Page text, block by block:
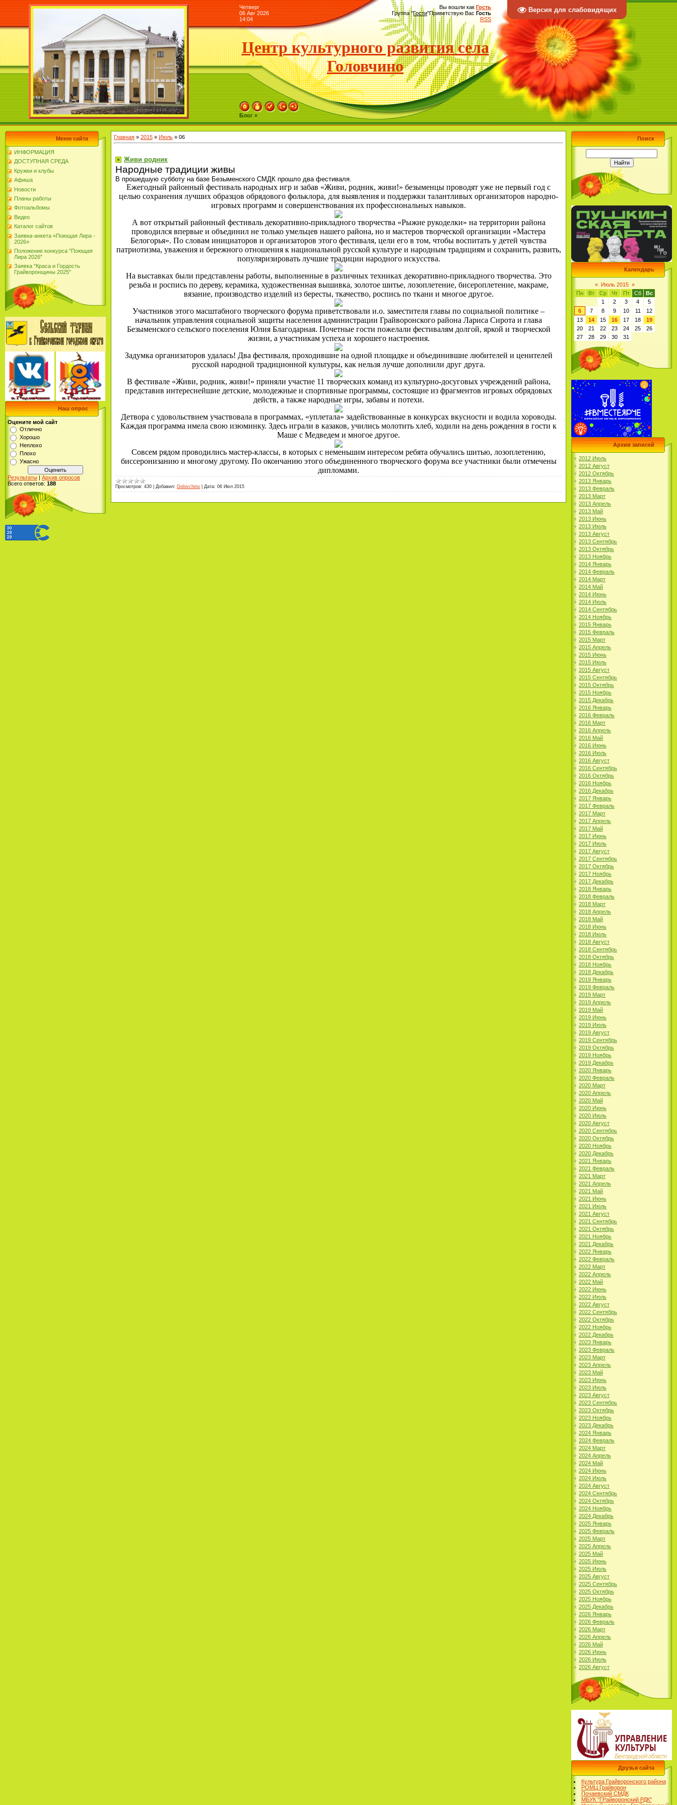
Версия для слабовидящих
Четверг
06 Авг 2026
14:04
Вы вошли как Гость
Группа"Гости"Приветствую Вас Гость
RSS
Центр культурного развития села
Головчино
Блог »
Меню сайта
ИНФОРМАЦИЯ
ДОСТУПНАЯ СРЕДА
Кружки и клубы
Афиша
Новости
Планы работы
Фотоальбомы
Видео
Каталог сайтов
Заявка-анкета «Поющая Лира -
2026»
Положение конкурса "Поющая
Лира 2026"
Заявка "Краса и Гордость
Грайворонщины 2025"
Наш опрос
Оцените мой сайт
Отлично
Хорошо
Неплохо
Плохо
Ужасно
Результаты | Архив опросов
Всего ответов: 188
Главная » 2015 » Июль » 06
Живи родник
Народные традиции живы
В прошедшую субботу на базе Безыменского СМДК прошло два фестиваля.
Ежегодный районный фестиваль народных игр и забав «Живи, родник, живи!» безыменцы проводят уже не первый год с
целью сохранения лучших образцов обрядового фольклора, для выявления и поддержки талантливых организаторов народно-
игровых программ и совершенствования их профессиональных навыков.
А вот открытый районный фестиваль декоративно-прикладного творчества «Рыжие рукоделки» на территории района
проводился впервые и объединил не только умельцев нашего района, но и мастеров творческой организации «Мастера
Белогорья». По словам инициаторов и организаторов этого фестиваля, цели его в том, чтобы воспитать у детей чувства
патриотизма, уважения и бережного отношения к национальной русской культуре и народным традициям и сохранить, развить,
популяризировать лучшие традиции народного искусства.
На выставках были представлены работы, выполненные в различных техниках декоративно-прикладного творчества. Это
резьба и роспись по дереву, керамика, художественная вышивка, золотое шитье, лозоплетение, бисероплетение, макраме,
вязание, производство изделий из бересты, ткачество, роспись по ткани и многое другое.
Участников этого масштабного творческого форума приветствовали и.о. заместителя главы по социальной политике –
начальник управления социальной защиты населения администрации Грайворонского района Лариса Сирота и глава
Безыменского сельского поселения Юлия Благодарная. Почетные гости пожелали фестивалям долгой, яркой и творческой
жизни, а участникам успеха и хорошего настроения.
Задумка организаторов удалась! Два фестиваля, проходившие на одной площадке и объединившие любителей и ценителей
русской народной традиционной культуры, как нельзя лучше дополнили друг друга.
В фестивале «Живи, родник, живи!» приняли участие 11 творческих команд из культурно-досуговых учреждений района,
представив интереснейшие детские, молодежные и спортивные программы, состоящие из фрагментов игровых обрядовых
действ, а также народные игры, забавы и потехи.
Детвора с удовольствием участвовала в программах, «уплетала» задействованные в конкурсах вкусности и водила хороводы.
Каждая программа имела свою изюминку. Здесь играли в казаков, учились молотить хлеб, ходили на день рождения в гости к
Маше с Медведем и многое другое.
Совсем рядом проводились мастер-классы, в которых с неменьшим интересом ребята обучались шитью, лозоплетению,
биссеронизанию и многому другому. По окончанию этого объединенного творческого форума все участники были отмечены
дипломами.
Просмотров: 430 Добавил: Golovchino Дата: 06 Июл 2015
Поиск
Календарь
« Июль 2015 »
Пн
Вт Ср Чт Пт Сб
Вс
1
2 3 4
5
6
7 8 9 10 11
12
13
14 15 16 17 18
19
20
21 22 23 24 25
26
27
28 29 30 31
Архив записей
2012 Июль
2012 Август
2012 Октябрь
2013 Январь
2013 Февраль
2013 Март
2013 Апрель
2013 Май
2013 Июнь
2013 Июль
2013 Август
2013 Сентябрь
2013 Октябрь
2013 Ноябрь
2014 Январь
2014 Февраль
2014 Март
2014 Май
2014 Июнь
2014 Июль
2014 Сентябрь
2014 Ноябрь
2015 Январь
2015 Февраль
2015 Март
2015 Апрель
2015 Июнь
2015 Июль
2015 Август
2015 Сентябрь
2015 Октябрь
2015 Ноябрь
2015 Декабрь
2016 Январь
2016 Февраль
2016 Март
2016 Апрель
2016 Май
2016 Июнь
2016 Июль
2016 Август
2016 Сентябрь
2016 Октябрь
2016 Ноябрь
2016 Декабрь
2017 Январь
2017 Февраль
2017 Март
2017 Апрель
2017 Май
2017 Июнь
2017 Июль
2017 Август
2017 Сентябрь
2017 Октябрь
2017 Ноябрь
2017 Декабрь
2018 Январь
2018 Февраль
2018 Март
2018 Апрель
2018 Май
2018 Июнь
2018 Июль
2018 Август
2018 Сентябрь
2018 Октябрь
2018 Ноябрь
2018 Декабрь
2019 Январь
2019 Февраль
2019 Март
2019 Апрель
2019 Май
2019 Июнь
2019 Июль
2019 Август
2019 Сентябрь
2019 Октябрь
2019 Ноябрь
2019 Декабрь
2020 Январь
2020 Февраль
2020 Март
2020 Апрель
2020 Май
2020 Июнь
2020 Июль
2020 Август
2020 Сентябрь
2020 Октябрь
2020 Ноябрь
2020 Декабрь
2021 Январь
2021 Февраль
2021 Март
2021 Апрель
2021 Май
2021 Июнь
2021 Июль
2021 Август
2021 Сентябрь
2021 Октябрь
2021 Ноябрь
2021 Декабрь
2022 Январь
2022 Февраль
2022 Март
2022 Апрель
2022 Май
2022 Июнь
2022 Июль
2022 Август
2022 Сентябрь
2022 Октябрь
2022 Ноябрь
2022 Декабрь
2023 Январь
2023 Февраль
2023 Март
2023 Апрель
2023 Май
2023 Июнь
2023 Июль
2023 Август
2023 Сентябрь
2023 Октябрь
2023 Ноябрь
2023 Декабрь
2024 Январь
2024 Февраль
2024 Март
2024 Апрель
2024 Май
2024 Июнь
2024 Июль
2024 Август
2024 Сентябрь
2024 Октябрь
2024 Ноябрь
2024 Декабрь
2025 Январь
2025 Февраль
2025 Март
2025 Апрель
2025 Май
2025 Июнь
2025 Июль
2025 Август
2025 Сентябрь
2025 Октябрь
2025 Ноябрь
2025 Декабрь
2026 Январь
2026 Февраль
2026 Март
2026 Апрель
2026 Май
2026 Июнь
2026 Июль
2026 Август
Друзья сайта
Культура Грайворонского района
РОМЦ Грайворон
Почаевский СМДК
МБУК "ГРайворонский РДК"